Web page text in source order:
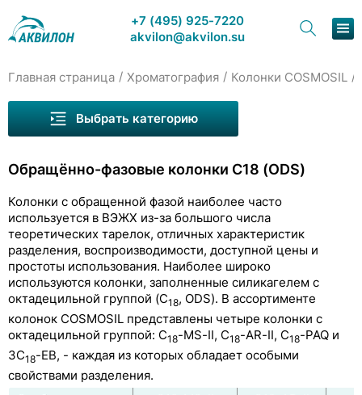
+7 (495) 925-7220
akvilon@akvilon.su
Решения
Сервис и ремонт
О компании
Контакты
Главная страница / Хроматография / Колонки COSMOSIL /
Обращённо-фазовые колонки С18 (ODS)
Колонки с обращенной фазой наиболее часто
используется в ВЭЖХ из-за большого числа
теоретических тарелок, отличных характеристик
разделения, воспроизводимости, доступной цены и
простоты использования. Наиболее широко
используются колонки, заполненные силикагелем с
октадецильной группой (C18, ODS). В ассортименте
колонок COSMOSIL представлены четыре колонки с
октадецильной группой: C18-MS-II, C18-AR-II, C18-PAQ и
3C18-EB, - каждая из которых обладает особыми
свойствами разделения.
Выбрать категорию
Колонки Wayeal для ВЭЖХ
Колонки Welch для ВЭЖХ
Колонки COSMOSIL
Колонки «ядро-оболочка»
Обращённо-фазовые колонки С18 (ODS)
COSMOSIL C18-MS-II
COSMOSIL C18-AR-II
COSMOSIL C18-PAQ